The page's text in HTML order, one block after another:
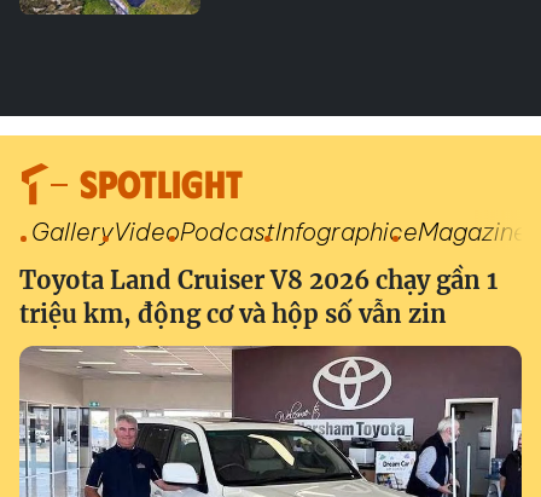
SPOTLIGHT
GalleryVideoPodcastInfographiceMagazine
Toyota Land Cruiser V8 2026 chạy gần 1
triệu km, động cơ và hộp số vẫn zin